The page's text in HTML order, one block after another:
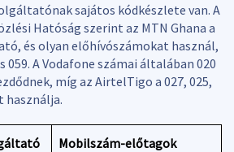
sajátos kódkészlete van. A
Hatóság szerint az MTN Ghana a
és olyan előhívószámokat használ,
059. A Vodafone számai általában 020
míg az AirtelTigo a 027, 025,
használja.
Mobilszám-előtagok